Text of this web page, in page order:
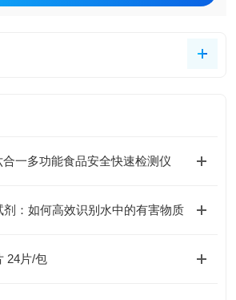
合一多功能食品安全快速检测仪
：如何高效识别水中的有害物质
24片/包